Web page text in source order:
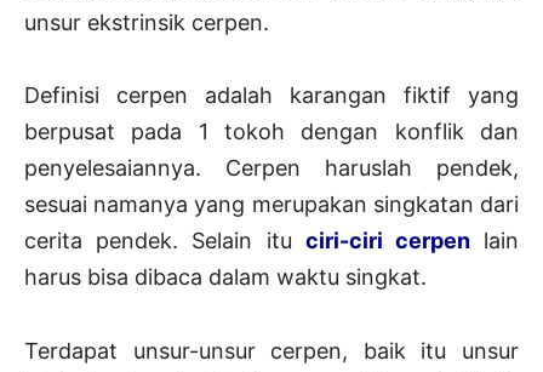
unsur ekstrinsik cerpen.
Definisi cerpen adalah karangan fiktif yang
berpusat pada 1 tokoh dengan konflik dan
penyelesaiannya. Cerpen haruslah pendek,
sesuai namanya yang merupakan singkatan dari
cerita pendek. Selain itu ciri-ciri cerpenlain
harus bisa dibaca dalam waktu singkat.
Terdapat unsur-unsur cerpen, baik itu unsur